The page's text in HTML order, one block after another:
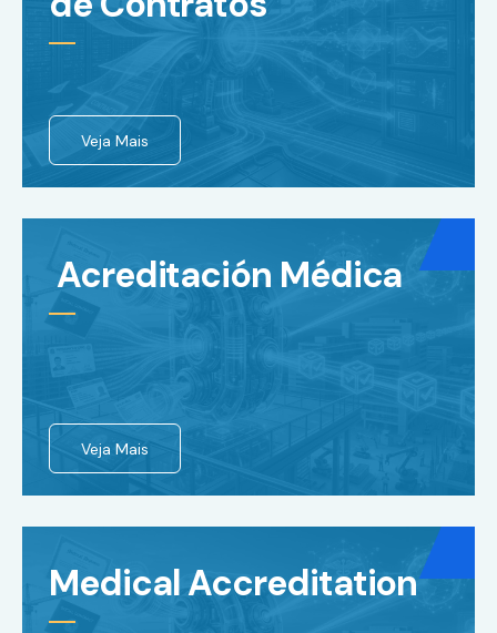
Veja Mais
Acreditación Médica
Veja Mais
Medical Accreditation